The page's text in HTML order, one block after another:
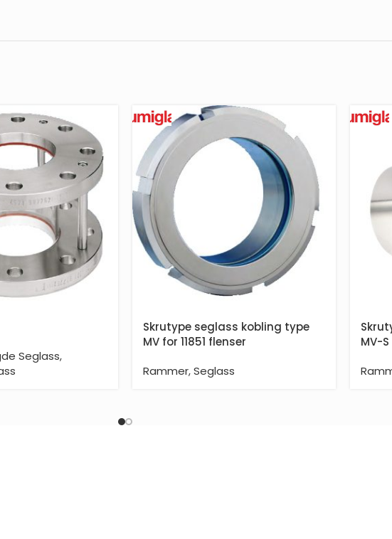
Seglass,
Skrutype seglass kobling type
MV for 11851 flenser
Rammer,Seglass
MV-